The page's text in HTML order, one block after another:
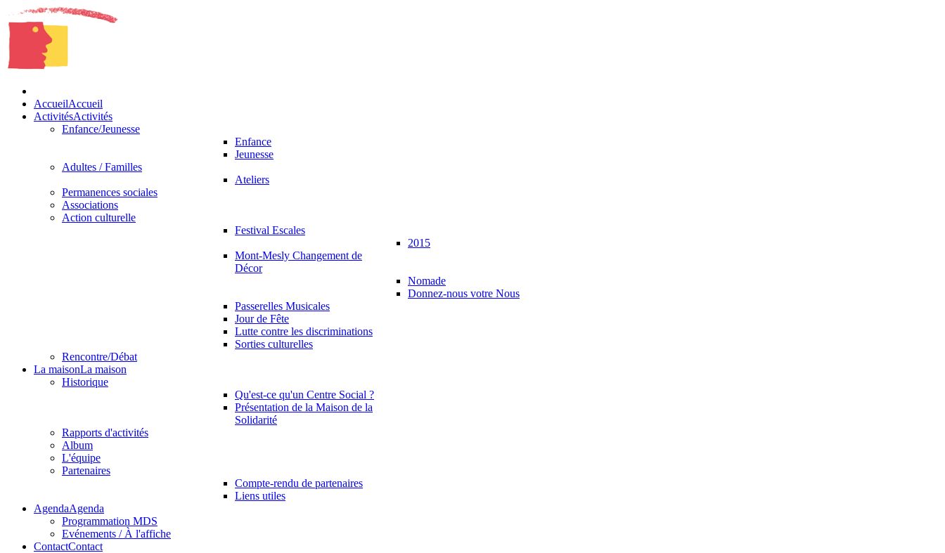
AccueilAccueil
ActivitésActivités
Enfance/Jeunesse
Enfance
Jeunesse
Adultes / Familles
Ateliers
Permanences sociales
Associations
Action culturelle
Festival Escales
2015
Mont-Mesly Changement de
Décor
Nomade
Donnez-nous votre Nous
Passerelles Musicales
Jour de Fête
Lutte contre les discriminations
Sorties culturelles
Rencontre/Débat
La maisonLa maison
Historique
Qu'est-ce qu'un Centre Social ?
Présentation de la Maison de la
Solidarité
Rapports d'activités
Album
L'équipe
Partenaires
Compte-rendu de partenaires
Liens utiles
AgendaAgenda
Programmation MDS
Evénements / À l'affiche
ContactContact